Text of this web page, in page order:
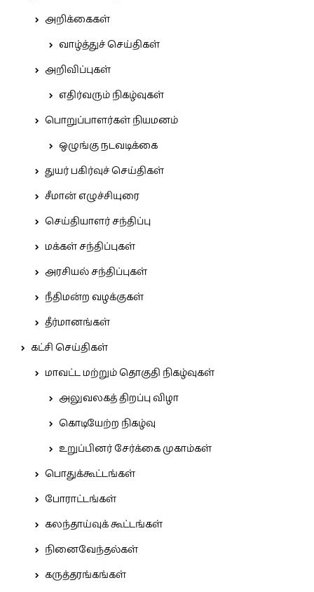
அறிக்கைகள்
வாழ்த்துச் செய்திகள்
அறிவிப்புகள்
எதிர்வரும் நிகழ்வுகள்
பொறுப்பாளர்கள் நியமனம்
ஒழுங்கு நடவடிக்கை
துயர் பகிர்வுச் செய்திகள்
சீமான் எழுச்சியுரை
செய்தியாளர் சந்திப்பு
மக்கள் சந்திப்புகள்
அரசியல் சந்திப்புகள்
நீதிமன்ற வழக்குகள்
தீர்மானங்கள்
கட்சி செய்திகள்
மாவட்ட மற்றும் தொகுதி நிகழ்வுகள்
அலுவலகத் திறப்பு விழா
கொடியேற்ற நிகழ்வு
உறுப்பினர் சேர்க்கை முகாம்கள்
பொதுக்கூட்டங்கள்
போராட்டங்கள்
கலந்தாய்வுக் கூட்டங்கள்
நினைவேந்தல்கள்
கருத்தரங்கங்கள்